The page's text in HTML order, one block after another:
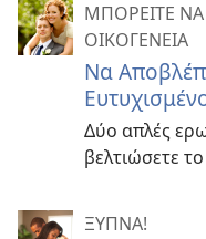
ΜΠΟΡΕΙΤΕ ΝΑ
ΟΙΚΟΓΕΝΕΙΑ
Να
Δύο απλές
βελτιώσετε
ΞΥΠΝΑ!